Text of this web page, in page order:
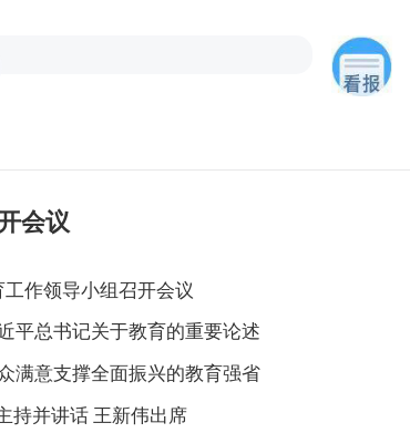
会议
作领导小组召开会议
平总书记关于教育的重要论述
满意支撑全面振兴的教育强省
持并讲话 王新伟出席